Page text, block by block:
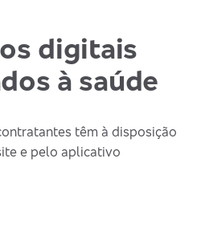
digitais
à saúde
têm à disposição
e pelo aplicativo